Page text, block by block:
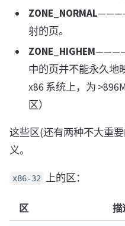
ZONE_NORMAL————
射的页。
ZONE_HIGHEM————
中的页并不能永久地
x86 系统上，为
区）
这些区(还有两种不大重
义。
x86-32 上的区：
区 描